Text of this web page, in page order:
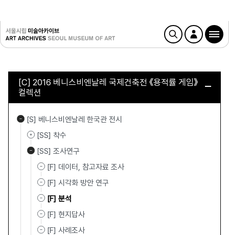
[C] 2016 베니스비엔날레 국제건축전 《용적률 게임》
컬렉션
[S] 베니스비엔날레 한국관 전시
[SS] 착수
[SS] 조사연구
[F] 데이터, 참고자료 조사
[F] 시각화 방안 연구
[F] 분석
[F] 현지답사
[F] 사례조사